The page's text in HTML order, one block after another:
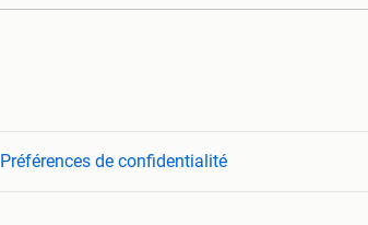
Préférences de confidentialité